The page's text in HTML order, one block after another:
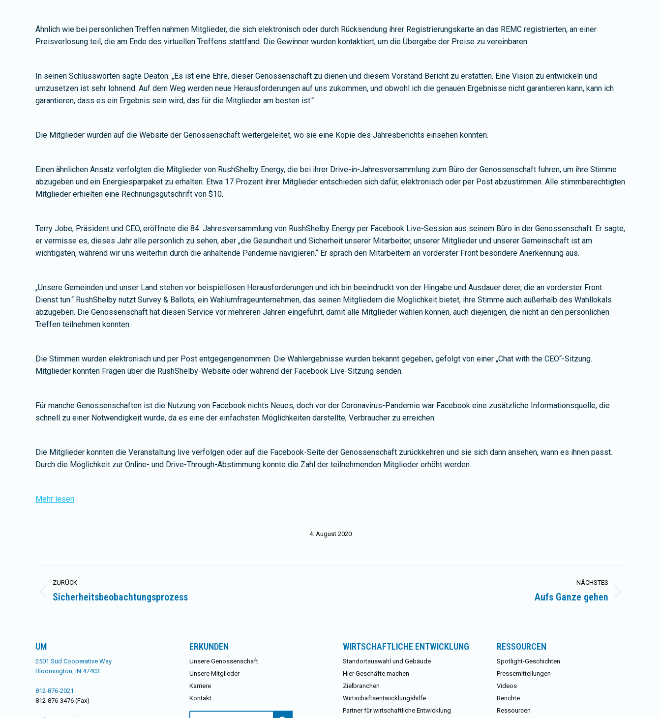
Ähnlich wie bei persönlichen Treffen nahmen Mitglieder, die sich elektronisch oder durch Rücksendung ihrer Registrierungskarte an das REMC registrierten, an einer
Preisverlosung teil, die am Ende des virtuellen Treffens stattfand. Die Gewinner wurden kontaktiert, um die Übergabe der Preise zu vereinbaren.
In seinen Schlussworten sagte Deaton: „Es ist eine Ehre, dieser Genossenschaft zu dienen und diesem Vorstand Bericht zu erstatten. Eine Vision zu entwickeln und
umzusetzen ist sehr lohnend. Auf dem Weg werden neue Herausforderungen auf uns zukommen, und obwohl ich die genauen Ergebnisse nicht garantieren kann, kann ich
garantieren, dass es ein Ergebnis sein wird, das für die Mitglieder am besten ist.“
Die Mitglieder wurden auf die Website der Genossenschaft weitergeleitet, wo sie eine Kopie des Jahresberichts einsehen konnten.
Einen ähnlichen Ansatz verfolgten die Mitglieder von RushShelby Energy, die bei ihrer Drive-in-Jahresversammlung zum Büro der Genossenschaft fuhren, um ihre Stimme
abzugeben und ein Energiesparpaket zu erhalten. Etwa 17 Prozent ihrer Mitglieder entschieden sich dafür, elektronisch oder per Post abzustimmen. Alle stimmberechtigten
Mitglieder erhielten eine Rechnungsgutschrift von $10.
Terry Jobe, Präsident und CEO, eröffnete die 84. Jahresversammlung von RushShelby Energy per Facebook Live-Session aus seinem Büro in der Genossenschaft. Er sagte,
er vermisse es, dieses Jahr alle persönlich zu sehen, aber „die Gesundheit und Sicherheit unserer Mitarbeiter, unserer Mitglieder und unserer Gemeinschaft ist am
wichtigsten, während wir uns weiterhin durch die anhaltende Pandemie navigieren.“ Er sprach den Mitarbeitern an vorderster Front besondere Anerkennung aus.
„Unsere Gemeinden und unser Land stehen vor beispiellosen Herausforderungen und ich bin beeindruckt von der Hingabe und Ausdauer derer, die an vorderster Front
Dienst tun.“ RushShelby nutzt Survey & Ballots, ein Wahlumfrageunternehmen, das seinen Mitgliedern die Möglichkeit bietet, ihre Stimme auch außerhalb des Wahllokals
abzugeben. Die Genossenschaft hat diesen Service vor mehreren Jahren eingeführt, damit alle Mitglieder wählen können, auch diejenigen, die nicht an den persönlichen
Treffen teilnehmen konnten.
Die Stimmen wurden elektronisch und per Post entgegengenommen. Die Wahlergebnisse wurden bekannt gegeben, gefolgt von einer „Chat with the CEO“-Sitzung.
Mitglieder konnten Fragen über die RushShelby-Website oder während der Facebook Live-Sitzung senden.
Für manche Genossenschaften ist die Nutzung von Facebook nichts Neues, doch vor der Coronavirus-Pandemie war Facebook eine zusätzliche Informationsquelle, die
schnell zu einer Notwendigkeit wurde, da es eine der einfachsten Möglichkeiten darstellte, Verbraucher zu erreichen.
Die Mitglieder konnten die Veranstaltung live verfolgen oder auf die Facebook-Seite der Genossenschaft zurückkehren und sie sich dann ansehen, wann es ihnen passt.
Durch die Möglichkeit zur Online- und Drive-Through-Abstimmung konnte die Zahl der teilnehmenden Mitglieder erhöht werden.
Mehr lesen
4. August 2020
Kommentarnavigation
ZURÜCK
Vorheriger
Sicherheitsbeobachtungsprozess
NÄCHSTES
Aufs Ganze gehen
UM
2501 Süd Cooperative Way
Bloomington, IN 47403
812-876-2021
812-876-3476 (Fax)
ERKUNDEN
Unsere Genossenschaft
Unsere Mitglieder
Karriere
Kontakt
WIRTSCHAFTLICHE ENTWICKLUNG
Standortauswahl und Gebäude
Hier Geschäfte machen
Zielbranchen
Wirtschaftsentwicklungshilfe
Partner für wirtschaftliche Entwicklung
RESSOURCEN
Spotlight-Geschichten
Pressemitteilungen
Videos
Berichte
Ressourcen